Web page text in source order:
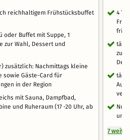
reichhaltigem Frühstücksbuffet
oder Buffet mit Suppe, 1
zur Wahl, Dessert und
zusätzlich: Nachmittags kleine
sowie Gäste-Card für
in der Region
mit Sauna, Dampfbad,
und Ruheraum (17 -20 Uhr, ab
4
zur
und
7